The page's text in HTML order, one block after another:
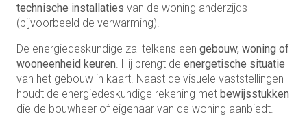
technische installaties van de woning anderzijds
(bijvoorbeeld de verwarming).
De energiedeskundige zal telkens een gebouw, woning of
wooneenheid keuren . Hij brengt de energetische situatie
van het gebouw in kaart. Naast de visuele vaststellingen
houdt de energiedeskundige rekening met bewijsstukken
die de bouwheer of eigenaar van de woning aanbiedt.